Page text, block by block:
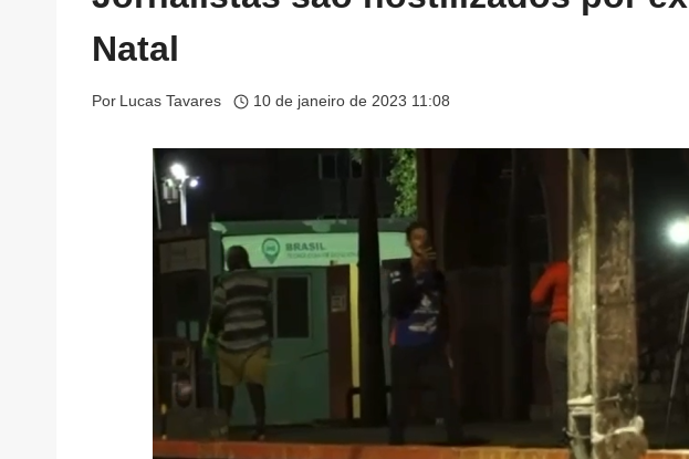
Natal
Por Lucas Tavares 10 de janeiro de 2023 11:08